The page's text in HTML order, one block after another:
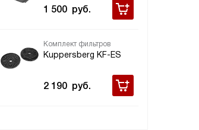
1 500 руб.
Комплект фильтров
Kuppersberg KF-ES
2 190 руб.